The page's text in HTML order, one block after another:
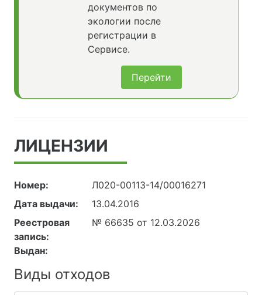
документов по
экологии после
регистрации в
Сервисе.
Перейти
ЛИЦЕНЗИИ
Номер:
Л020-00113-14/00016271
Дата выдачи:
13.04.2016
Реестровая
запись:
№ 66635 от 12.03.2026
Выдан:
Виды отходов